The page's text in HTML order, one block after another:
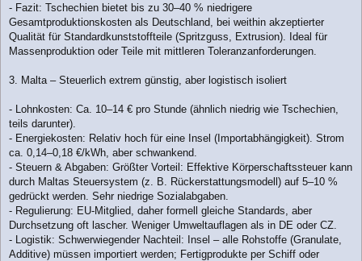
- Fazit: Tschechien bietet bis zu 30–40 % niedrigere
Gesamtproduktionskosten als Deutschland, bei weithin akzeptierter
Qualität für Standardkunststoffteile (Spritzguss, Extrusion). Ideal für
Massenproduktion oder Teile mit mittleren Toleranzanforderungen.
3. Malta – Steuerlich extrem günstig, aber logistisch isoliert
- Lohnkosten: Ca. 10–14 € pro Stunde (ähnlich niedrig wie Tschechien,
teils darunter).
- Energiekosten: Relativ hoch für eine Insel (Importabhängigkeit). Strom
ca. 0,14–0,18 €/kWh, aber schwankend.
- Steuern & Abgaben: Größter Vorteil: Effektive Körperschaftssteuer kann
durch Maltas Steuersystem (z. B. Rückerstattungsmodell) auf 5–10 %
gedrückt werden. Sehr niedrige Sozialabgaben.
- Regulierung: EU-Mitglied, daher formell gleiche Standards, aber
Durchsetzung oft lascher. Weniger Umweltauflagen als in DE oder CZ.
- Logistik: Schwerwiegender Nachteil: Insel – alle Rohstoffe (Granulate,
Additive) müssen importiert werden; Fertigprodukte per Schiff oder